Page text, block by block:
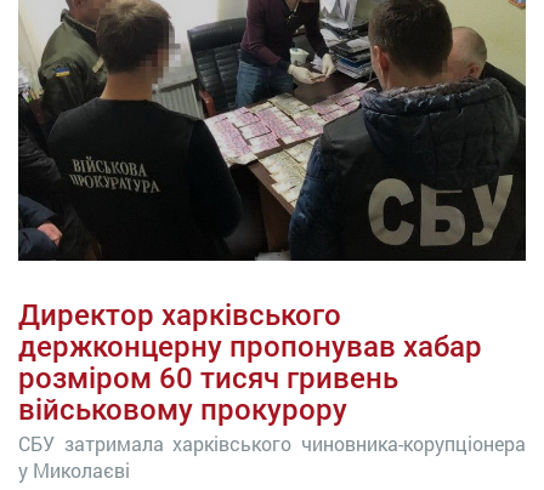
Директор харківського
держконцерну пропонував хабар
розміром 60 тисяч гривень
військовому прокурору
СБУ затримала харківського чиновника-корупціонера
у Миколаєві